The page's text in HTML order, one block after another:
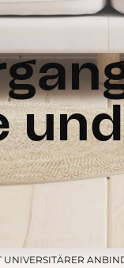
und